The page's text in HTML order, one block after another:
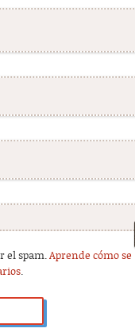
el spam.Aprende cómo se
.